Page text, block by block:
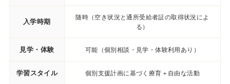
入学時期
随時（空き状況と通所受給者証の取得状況によ
る）
見学・体験 可能（個別相談・見学・体験利用あり）
学習スタイル 個別支援計画に基づく療育＋自由な活動